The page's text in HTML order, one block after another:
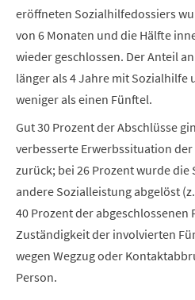
eröffneten Sozialhilfedossiers
von 6 Monaten und die Hälfte
wieder geschlossen. Der Anteil
länger als 4 Jahre mit
weniger als einen Fünftel.
Gut 30 Prozent der Abschlüsse
verbesserte Erwerbssituation
zurück; bei 26 Prozent wurde
andere Sozialleistung abgelöst
40 Prozent der abgeschlossenen
Zuständigkeit der involvierten
wegen Wegzug oder
Person.